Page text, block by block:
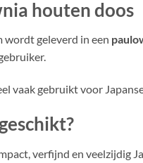
houten doos
geleverd in een
vaak gebruikt voor
verfijnd en veelzijdig